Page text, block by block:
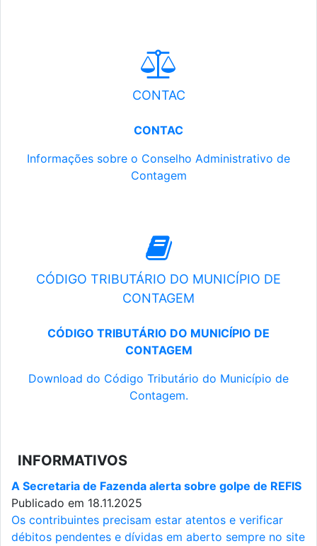
CONTAC
CONTAC
Informações sobre o Conselho Administrativo de
Contagem
CÓDIGO TRIBUTÁRIO DO MUNICÍPIO DE
CONTAGEM
CÓDIGO TRIBUTÁRIO DO MUNICÍPIO DE
CONTAGEM
Download do Código Tributário do Município de
Contagem.
INFORMATIVOS
A Secretaria de Fazenda alerta sobre golpe de REFIS
Publicado em 18.11.2025
Os contribuintes precisam estar atentos e verificar
débitos pendentes e dívidas em aberto sempre no site